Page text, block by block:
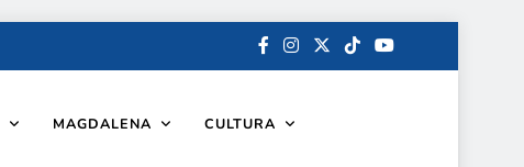
MAGDALENA CULTURA